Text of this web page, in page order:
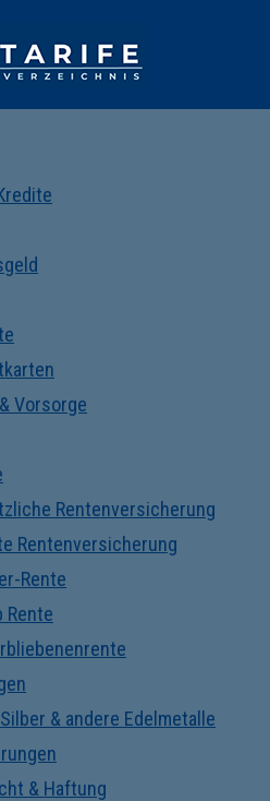
Vorsorge
Rentenversicherung
Rentenversicherung
Rente
Rente
& andere Edelmetalle
& Haftung